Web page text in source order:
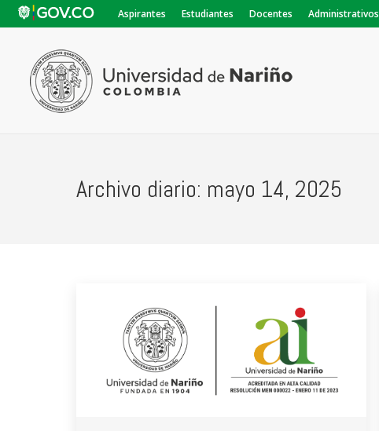
Aspirantes Estudiantes Docentes Administrativos
Archivo diario: mayo 14, 2025